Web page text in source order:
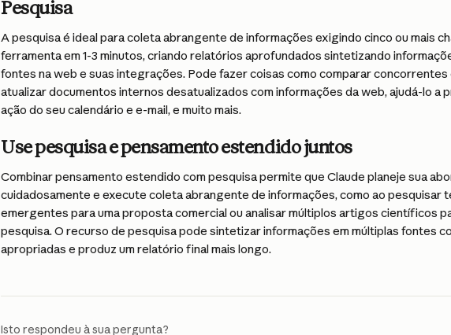
Pesquisa
A pesquisa é ideal para coleta abrangente de informações exigindo cinco ou mais
ferramenta em 1-3 minutos, criando relatórios aprofundados sintetizando
fontes na web e suas integrações. Pode fazer coisas como comparar
atualizar documentos internos desatualizados com informações da web, ajudá-lo a
ação do seu calendário e e-mail, e muito mais.
Use pesquisa e pensamento estendido juntos
Combinar pensamento estendido com pesquisa permite que Claude planeje sua
cuidadosamente e execute coleta abrangente de informações, como ao pesquisar
emergentes para uma proposta comercial ou analisar múltiplos artigos científicos
pesquisa. O recurso de pesquisa pode sintetizar informações em múltiplas fontes
apropriadas e produz um relatório final mais longo.
Isto respondeu à sua pergunta?